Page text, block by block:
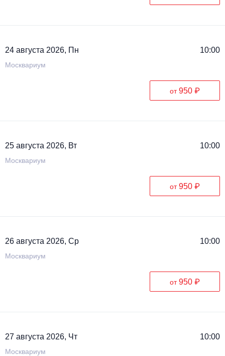
24 августа 2026, Пн 10:00
Москвариум
от950 ₽
25 августа 2026, Вт 10:00
Москвариум
от950 ₽
26 августа 2026, Ср 10:00
Москвариум
от950 ₽
27 августа 2026, Чт 10:00
Москвариум